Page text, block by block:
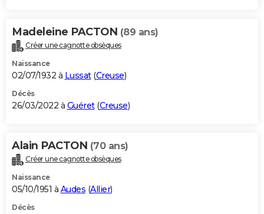
Madeleine PACTON (89 ans)
Créer une cagnotte obsèques
Naissance
02/07/1932 à Lussat(Creuse)
Décès
26/03/2022 à Guéret(Creuse)
Alain PACTON (70 ans)
Créer une cagnotte obsèques
Naissance
05/10/1951 à Audes (Allier)
Décès